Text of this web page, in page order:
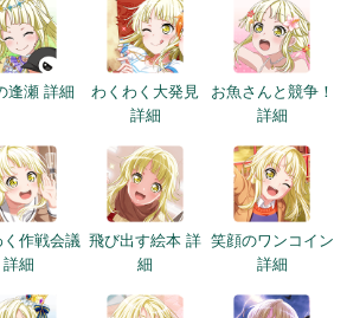
逢瀬 詳細
わくわく大発見
詳細
お魚さんと競争！
詳細
作戦会議
詳細
飛び出す絵本 詳
細
笑顔のワンコイン
詳細